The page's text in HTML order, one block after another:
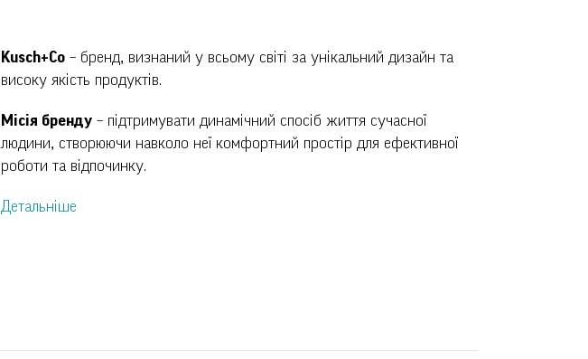
Kusch+Co – бренд, визнаний у всьому світі за унікальний дизайн та
високу якість продуктів.
Місія бренду – підтримувати динамічний спосіб життя сучасної
людини, створюючи навколо неї комфортний простір для ефективної
роботи та відпочинку.
Детальніше